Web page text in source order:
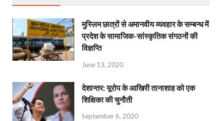
मुस्लिम छात्रों से अमानवीय व्यवहार के सम्बन्ध में
प्रदेश के सामाजिक-सांस्कृतिक संगठनों की
विज्ञप्ति
June 13, 2020
देशान्‍तर: यूरोप के आखिरी तानाशाह को एक
शिक्षिका की चुनौती
September 6, 2020